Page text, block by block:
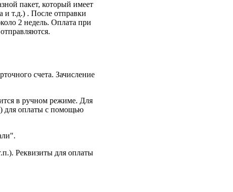
пакет, который имеет
и т.д.) . После отправки
2 недель. Оплата при
счета. Зачисление
в ручном режиме. Для
для оплаты с помощью
Реквизиты для оплаты